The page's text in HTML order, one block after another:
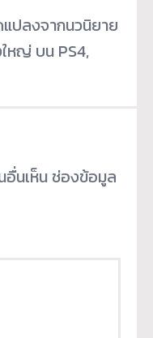
แปลงจากนวนิยาย
หญ่ บน PS4,
นเห็น ช่องข้อมูล